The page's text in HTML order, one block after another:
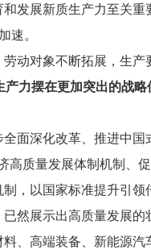
发展新质生产力至关
速。
动对象不断拓展，生
产力摆在更加突出的战略
面深化改革、推进中
高质量发展体制机制、
，以国家标准提升引
然展示出高质量发展的
、高端装备、新能源